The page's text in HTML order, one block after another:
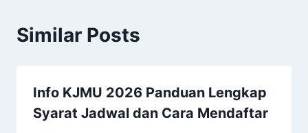
Similar Posts
Info KJMU 2026 Panduan Lengkap
Syarat Jadwal dan Cara Mendaftar